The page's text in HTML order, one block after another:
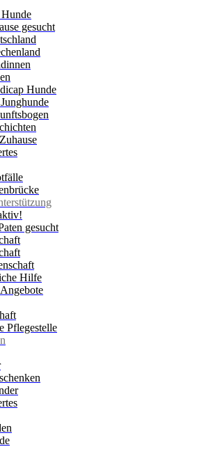
gesucht
Hunde
gesucht
Hilfe
Pflegestelle